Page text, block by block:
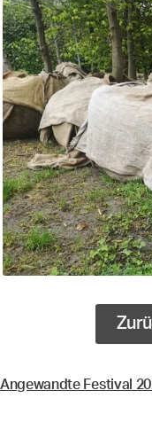
Angewandte Festival